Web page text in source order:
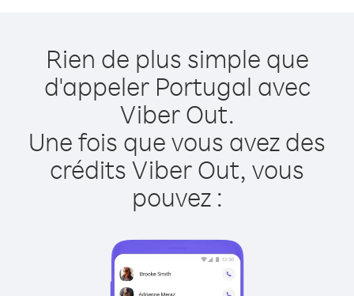
Rien de plus simple que
d'appeler Portugal avec
Viber Out.
Une fois que vous avez des
crédits Viber Out, vous
pouvez :